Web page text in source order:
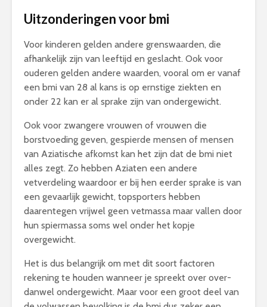
Uitzonderingen voor bmi
Voor kinderen gelden andere grenswaarden, die
afhankelijk zijn van leeftijd en geslacht. Ook voor
ouderen gelden andere waarden, vooral om er vanaf
een bmi van 28 al kans is op ernstige ziekten en
onder 22 kan er al sprake zijn van ondergewicht.
Ook voor zwangere vrouwen of vrouwen die
borstvoeding geven, gespierde mensen of mensen
van Aziatische afkomst kan het zijn dat de bmi niet
alles zegt. Zo hebben Aziaten een andere
vetverdeling waardoor er bij hen eerder sprake is van
een gevaarlijk gewicht, topsporters hebben
daarentegen vrijwel geen vetmassa maar vallen door
hun spiermassa soms wel onder het kopje
overgewicht.
Het is dus belangrijk om met dit soort factoren
rekening te houden wanneer je spreekt over over-
danwel ondergewicht. Maar voor een groot deel van